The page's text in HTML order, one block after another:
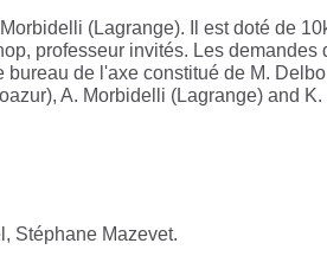
(Lagrange). Il est doté de
professeur invités. Les demandes
de l'axe constitué de M. Delbo
A. Morbidelli (Lagrange) and K.
Stéphane Mazevet.